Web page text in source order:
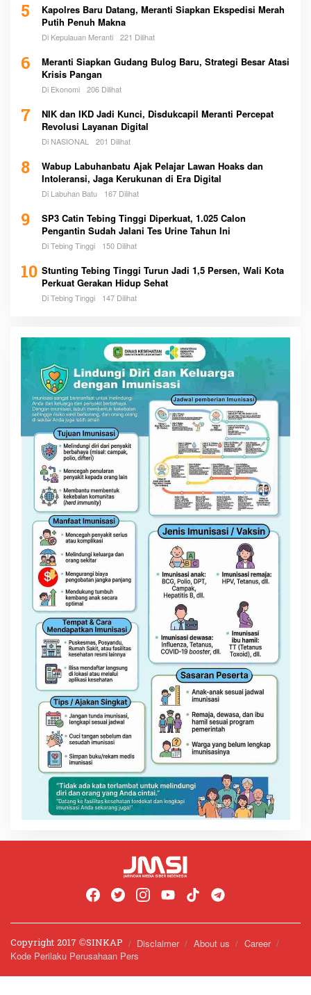
5
Kapolres Baru Datang, Meranti Siapkan Ekspedisi Merah
Putih Penuh Makna
Di Kepulauan Meranti 221 Dilihat
6
Meranti Siapkan Gudang Bulog Baru, Strategi Besar Atasi
Krisis Pangan
Di Ekonomi 206 Dilihat
7
NIK dan IKD Jadi Kunci, Disdukcapil Meranti Percepat
Revolusi Layanan Digital
Di NASIONAL 201 Dilihat
8
Wabup Labuhanbatu Ajak Pelajar Lawan Hoaks dan
Intoleransi, Jaga Kerukunan di Era Digital
Di Labuhan Batu 167 Dilihat
9
SP3 Catin Tebing Tinggi Diperkuat, 1.025 Calon
Pengantin Sudah Jalani Tes Urine Tahun Ini
Di Tebing Tinggi 150 Dilihat
10 Stunting Tebing Tinggi Turun Jadi 1,5 Persen, Wali Kota
Perkuat Gerakan Hidup Sehat
Di Tebing Tinggi 147 Dilihat
Copyright 2017 ©️SINKAP Disclaimer About us
Career
Kode Perilaku Perusahaan Pers